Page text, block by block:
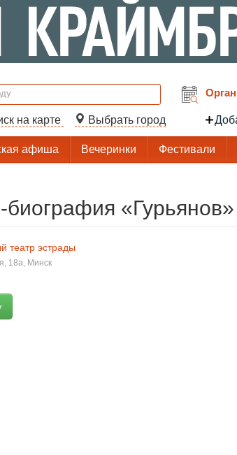
на карте Выбрать город
афиша Вечеринки Фестивали
театр эстрады
18а, Минск